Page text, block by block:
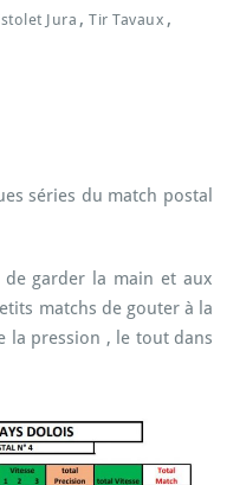
Jura , Tir Tavaux ,
séries du match postal
garder la main et aux
matchs de gouter à la
la pression , le tout dans